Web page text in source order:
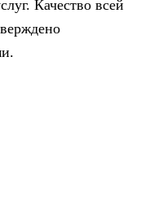
Качество всей